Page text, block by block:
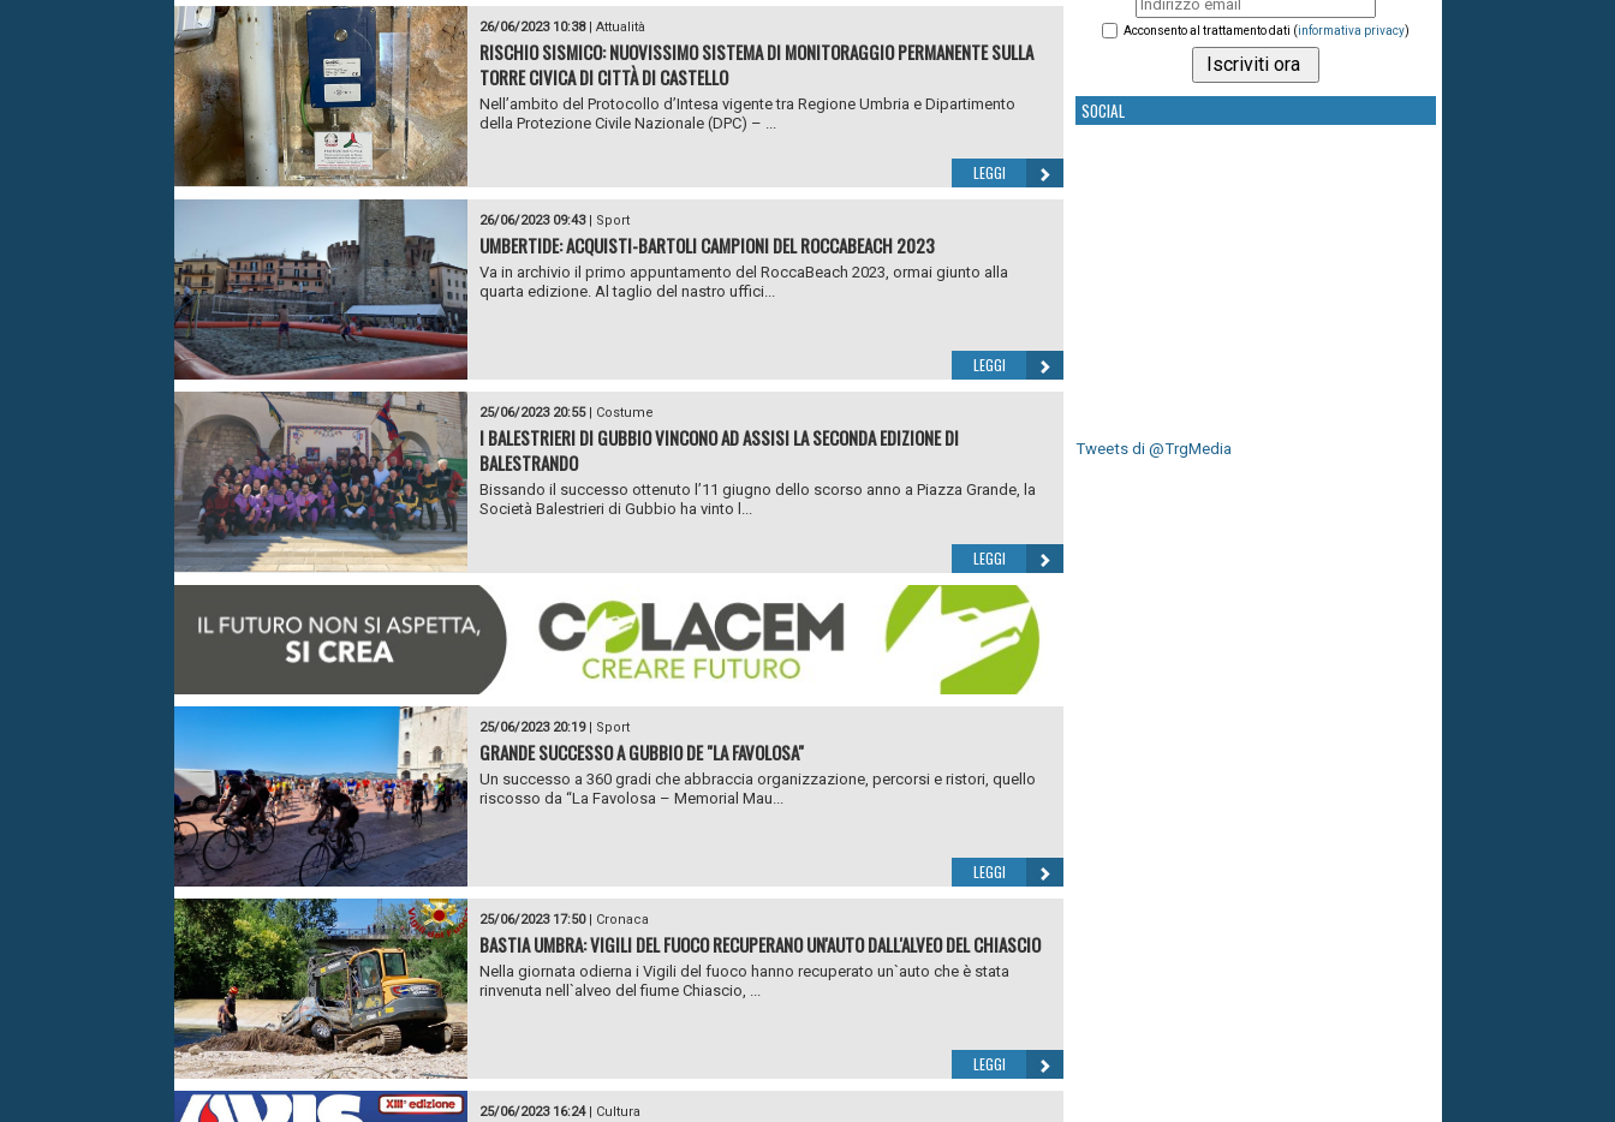
26/06/2023 10:38| Attualità
RISCHIO SISMICO: NUOVISSIMO SISTEMA DI MONITORAGGIO PERMANENTE SULLA
TORRE CIVICA DI CITTÀ DI CASTELLO
Nell’ambito del Protocollo d’Intesa vigente tra Regione Umbria e Dipartimento
della Protezione Civile Nazionale (DPC) – ...
LEGGI
26/06/2023 09:43| Sport
UMBERTIDE: ACQUISTI-BARTOLI CAMPIONI DEL ROCCABEACH 2023
Va in archivio il primo appuntamento del RoccaBeach 2023, ormai giunto alla
quarta edizione. Al taglio del nastro uffici...
LEGGI
25/06/2023 20:55| Costume
I BALESTRIERI DI GUBBIO VINCONO AD ASSISI LA SECONDA EDIZIONE DI
BALESTRANDO
Bissando il successo ottenuto l’11 giugno dello scorso anno a Piazza Grande, la
Società Balestrieri di Gubbio ha vinto l...
LEGGI
25/06/2023 20:19| Sport
GRANDE SUCCESSO A GUBBIO DE "LA FAVOLOSA"
Un successo a 360 gradi che abbraccia organizzazione, percorsi e ristori, quello
riscosso da “La Favolosa – Memorial Mau...
LEGGI
25/06/2023 17:50| Cronaca
BASTIA UMBRA: VIGILI DEL FUOCO RECUPERANO UN'AUTO DALL'ALVEO DEL CHIASCIO
Nella giornata odierna i Vigili del fuoco hanno recuperato un`auto che è stata
rinvenuta nell`alveo del fiume Chiascio, ...
LEGGI
25/06/2023 16:24| Cultura
Acconsento al trattamento dati (informativa privacy)
SOCIAL
Tweets di @TrgMedia